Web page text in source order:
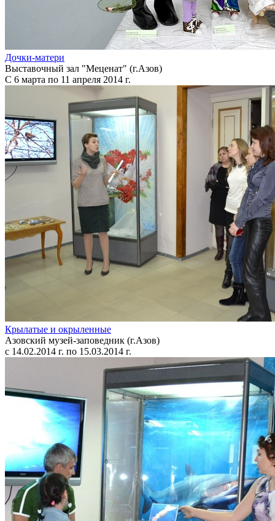
Дочки-матери
Выставочный зал "Меценат" (г.Азов)
С 6 марта по 11 апреля 2014 г.
Крылатые и окрыленные
Азовский музей-заповедник (г.Азов)
с 14.02.2014 г. по 15.03.2014 г.